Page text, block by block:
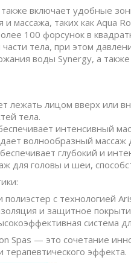
также включает удобные
массажа, таких как Aqua
100 форсунок в
тела, при этом
воды Synergy, а
лежать лицом вверх или
тела.
интенсивный
волнообразный
глубокий и
для головы и шеи,
с технологией
и защитное
система
Spas — это сочетание
терапевтического эффекта.